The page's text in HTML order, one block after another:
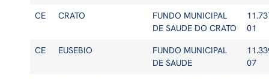
CE CRATO
FUNDO MUNICIPAL
DE SAUDE DO CRATO
01
CE EUSEBIO
FUNDO MUNICIPAL
DE SAUDE
07